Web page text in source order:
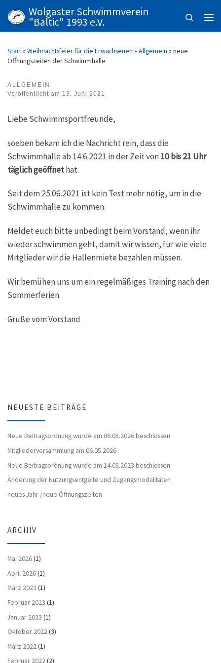
Zum Inhalt springen
Wolgaster Schwimmverein
"Baltic" 1993 e.V.
Search
Start» Weihnachtsfeier für die Erwachsenen » Allgemein » neue
Öffnungszeiten der Schwimmhalle
ALLGEMEIN
Veröffentlicht am 13. Juni 2021
Liebe Schwimmsportfreunde,
soeben bekam ich die Nachricht rein, dass die
Schwimmhalle ab 14.6.2021 in der Zeit von10 bis 21 Uhr
täglich geöffnethat.
Seit dem 25.06.2021 ist kein Test mehr nötig, um in die
Schwimmhalle zu kommen.
Meldet euch bitte unbedingt beim Vorstand, wenn ihr
wieder schwimmen geht, damit wir wissen, für wie viele
Mitglieder wir die Hallenmiete bezahlen müssen.
Wir bemühen uns um ein regelmäßiges Training nach den
Sommerferien.
Grüße vom Vorstand
NEUESTE BEITRÄGE
Neue Beitragsordnung wurde am 06.05.2026 beschlossen
Mitgliederversammlung am 06.05.2026
Neue Beitragsordnung wurde am 14.03.2023 beschlossen
Änderung der Nutzungsentgelte und Zugangsmodalitäten
neues Jahr /neue Öffnungszeiten
ARCHIV
Mai 2026(1)
April 2026(1)
März 2023 (1)
Februar 2023 (1)
Januar 2023 (1)
Oktober 2022(3)
März 2022(1)
Februar 2022(2)